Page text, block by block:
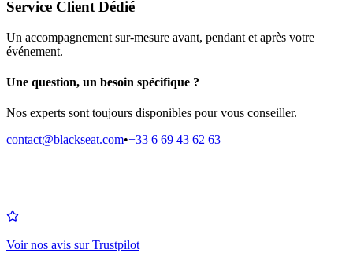
Service Client Dédié
Un accompagnement sur-mesure avant, pendant et après votre
événement.
Une question, un besoin spécifique ?
Nos experts sont toujours disponibles pour vous conseiller.
contact@blackseat.com•+33 6 69 43 62 63
Voir nos avis sur Trustpilot